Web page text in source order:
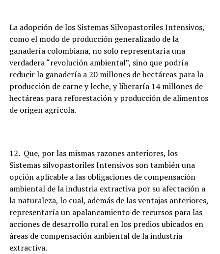
La adopción de los Sistemas Silvopastoriles Intensivos,
como el modo de producción generalizado de la
ganadería colombiana, no solo representaría una
verdadera “revolución ambiental”, sino que podría
reducir la ganadería a 20 millones de hectáreas para la
producción de carne y leche, y liberaría 14 millones de
hectáreas para reforestación y producción de alimentos
de origen agrícola.
12. Que, por las mismas razones anteriores, los
Sistemas silvopastoriles Intensivos son también una
opción aplicable a las obligaciones de compensación
ambiental de la industria extractiva por su afectación a
la naturaleza, lo cual, además de las ventajas anteriores,
representaría un apalancamiento de recursos para las
acciones de desarrollo rural en los predios ubicados en
áreas de compensación ambiental de la industria
extractiva.